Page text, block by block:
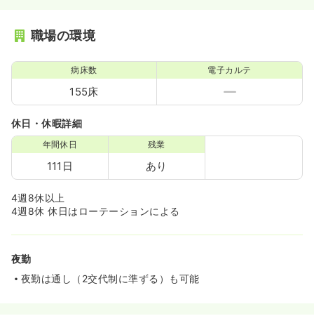
職場の環境
病床数
155床
電子カルテ
休日・休暇詳細
年間休日
111日
残業
あり
4週8休以上
4週8休 休日はローテーションによる
夜勤
夜勤は通し（2交代制に準ずる）も可能